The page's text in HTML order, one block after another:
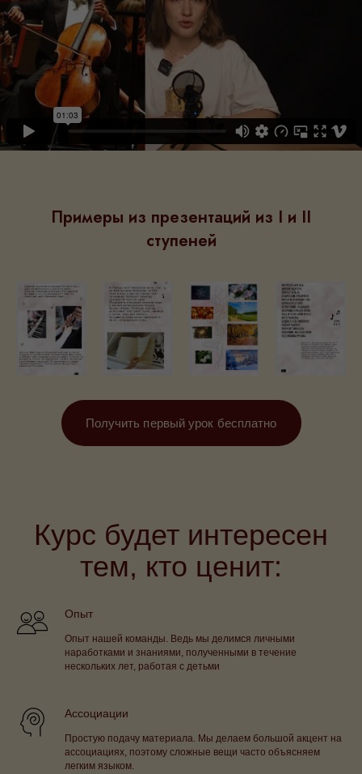
Примеры из презентаций из I и II
ступеней
Получить первый урок бесплатно
Курс будет интересен
тем, кто ценит:
Опыт
Опыт нашей команды. Ведь мы делимся личными
наработками и знаниями, полученными в течение
нескольких лет, работая с детьми
Ассоциации
Простую подачу материала. Мы делаем большой акцент на
ассоциациях, поэтому сложные вещи часто объясняем
легким языком.